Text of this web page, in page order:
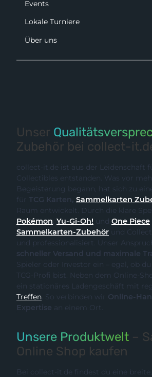
Events
Lokale Turniere
Über uns
Unser
Zubehör bei collect-
collect-it.de ist aus der Leidenschaft
Collectibles entstanden. Was vor
Begeisterung begann, hat sich zu
für TCG Karten, Sammelkarten
Pokémon, Yu-Gi-Oh! und One Piece
Sammelkarten-Zubehör
und professionalisiert.
schneller Versand und maximale
Spieler oder Investor ein – egal, ob du gerade erst einsteigst oder bereits ein erfahrener
TCG-Profi bist. Neben dem
ein stationäres Ladengeschäft mit
Treffen. So verbinden wir Online-Handel, lokale TCG-
Expertise an einem Ort.
Unsere Produktwelt –
Online Shop kaufen
Bei collect-it.de findest du eine